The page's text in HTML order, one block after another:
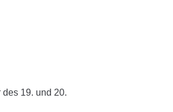
19. und 20.